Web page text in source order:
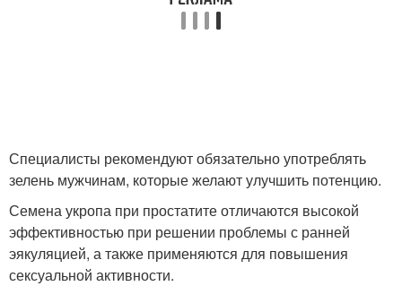
Специалисты рекомендуют обязательно употреблять
зелень мужчинам, которые желают улучшить потенцию.
Семена укропа при простатите отличаются высокой
эффективностью при решении проблемы с ранней
эякуляцией, а также применяются для повышения
сексуальной активности.